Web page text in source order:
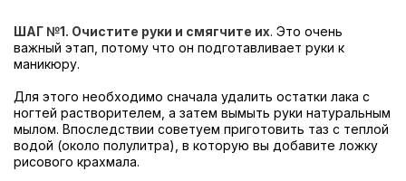
ШАГ №1. Очистите руки и смягчите их. Это очень
важный этап, потому что он подготавливает руки к
маникюру.
Для этого необходимо сначала удалить остатки лака с
ногтей растворителем, а затем вымыть руки натуральным
мылом. Впоследствии советуем приготовить таз с теплой
водой (около полулитра), в которую вы добавите ложку
рисового крахмала.